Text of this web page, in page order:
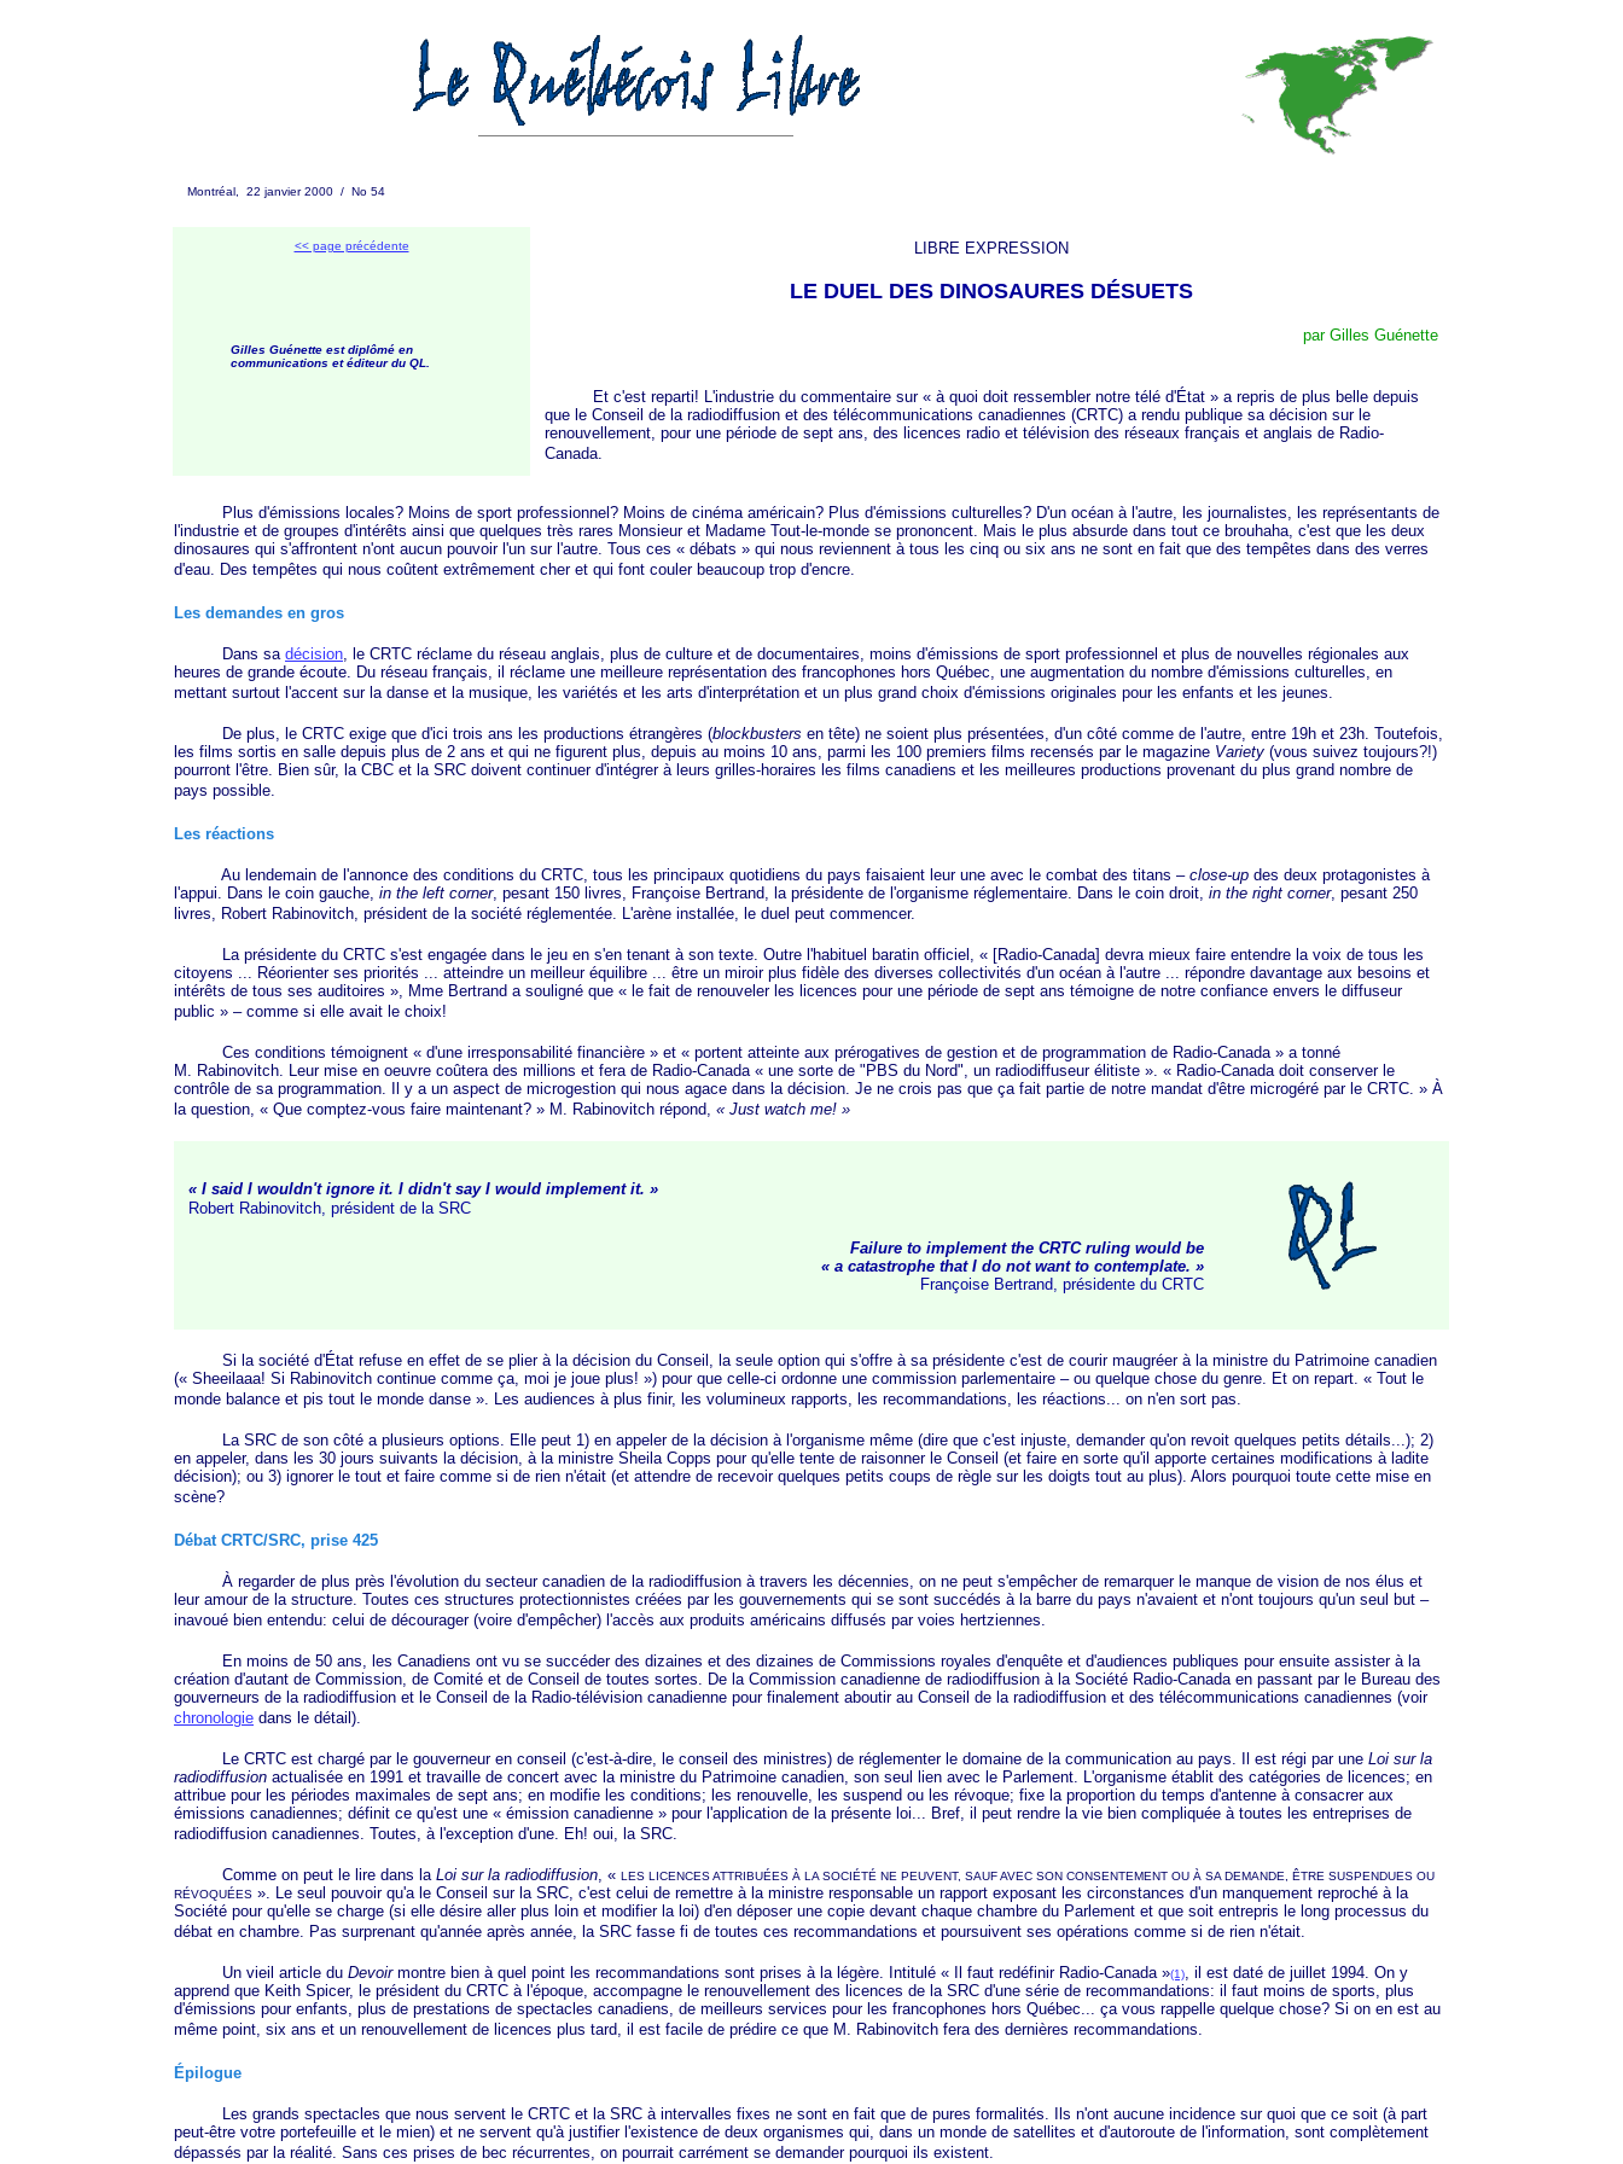
Montréal, 22 janvier 2000 / No 54
<< page précédente
Gilles Guénette est diplômé en
communications et éditeur du QL.
LIBRE EXPRESSION
LE DUEL DES DINOSAURES DÉSUETS
par Gilles Guénette
Et c'est reparti! L'industrie du commentaire sur « àquoi doit ressembler notre télé d'État » a repris de plus belle depuis
que le Conseil de la radiodiffusion et des télécommunications canadiennes (CRTC) a rendu publique sa décision sur le
renouvellement, pour une période de sept ans, des licences radio et télévision des réseaux français et anglais de Radio-
Canada.
Plus d'émissions locales? Moins de sport professionnel? Moins de cinéma américain? Plus d'émissions culturelles? D'un océan à l'autre, les journalistes, les représentants de
l'industrie et de groupes d'intérêts ainsi que quelques très rares Monsieur et Madame Tout-le-monde se prononcent. Mais le plus absurde dans tout ce brouhaha, c'est que les deux
dinosaures qui s'affrontent n'ont aucun pouvoir l'un sur l'autre. Tous ces « débats » qui nous reviennent à tous les cinq ou six ans ne sont en fait que des tempêtes dans des verres
d'eau. Des tempêtes qui nous coûtent extrêmement cher et qui font couler beaucoup trop d'encre.
Les demandes en gros
Dans sa décision, le CRTC réclame du réseau anglais, plus de culture et de documentaires, moins d'émissions de sport professionnel et plus de nouvelles régionales aux
heures de grande écoute. Du réseau français, il réclame une meilleure représentation des francophones hors Québec, une augmentation du nombre d'émissions culturelles, en
mettant surtout l'accent sur la danse et la musique, les variétés et les arts d'interprétation et un plus grand choix d'émissions originales pour les enfants et les jeunes.
De plus, le CRTC exige que d'ici trois ans les productions étrangères (blockbusters en tête) ne soient plus présentées, d'un côté comme de l'autre, entre 19h et 23h. Toutefois,
les films sortis en salle depuis plus de 2 ans et qui ne figurent plus, depuis au moins 10 ans, parmi les 100 premiers films recensés par le magazine Variety (vous suivez toujours?!)
pourront l'être. Bien sûr, la CBC et la SRC doivent continuer d'intégrer à leurs grilles-horaires les films canadiens et les meilleures productions provenant du plus grand nombre de
pays possible.
Les réactions
Au lendemain de l'annonce des conditions du CRTC, tous les principaux quotidiens du pays faisaient leur une avec le combat des titans – close-up des deux protagonistes à
l'appui. Dans le coin gauche, in the left corner, pesant 150 livres, Françoise Bertrand, la présidente de l'organisme réglementaire. Dans le coin droit, in the right corner, pesant 250
livres, Robert Rabinovitch, président de la société réglementée. L'arène installée, le duel peut commencer.
La présidente du CRTC s'est engagée dans le jeu en s'en tenant à son texte. Outre l'habituel baratin officiel, « [Radio-Canada] devra mieux faire entendre la voix de tous les
citoyens ... Réorienter ses priorités ... atteindre un meilleur équilibre ... être un miroir plus fidèle des diverses collectivités d'un océan à l'autre ... répondre davantage aux besoins et
intérêts de tous ses auditoires », Mme Bertrand a souligné que « le fait de renouveler les licences pour une période de sept ans témoigne de notre confiance envers le diffuseur
public » – comme si elle avait le choix!
Ces conditions témoignent « d'une irresponsabilité financière » et « portent atteinte aux prérogatives de gestion et de programmation de Radio-Canada » a tonné
M. Rabinovitch. Leur mise en oeuvre coûtera des millions et fera de Radio-Canada « une sorte de "PBS du Nord", un radiodiffuseur élitiste ». « Radio-Canada doit conserver le
contrôle de sa programmation. Il y a un aspect de microgestion qui nous agace dans la décision. Je ne crois pas que ça fait partie de notre mandat d'être microgéré par le CRTC. » À
la question, « Que comptez-vous faire maintenant? » M. Rabinovitch répond, « Just watch me! »
« I said I wouldn't ignore it. I didn't say I would implement it. »
Robert Rabinovitch, président de la SRC
Failure to implement the CRTC ruling would be
« a catastrophe that I do not want to contemplate. »
Françoise Bertrand, présidente du CRTC
Si la société d'État refuse en effet de se plier à la décision du Conseil, la seule option qui s'offre à sa présidente c'est de courir maugréer à la ministre du Patrimoine canadien
(« Sheeilaaa! Si Rabinovitch continue comme ça, moi je joue pl us! ») pour que celle-ci ordonne une commission parlementaire – ou quelque chose du genre. Et on repart. « Tout le
monde balance et pis tout le monde danse ». Les audiences à plus finir, les volumineux rapports, les recommandations, les réactions... on n'en sort pas.
La SRC de son côté a plusieurs options. Elle peut 1) en appeler de la décision à l'organisme même (dire que c'est injuste, demander qu'on revoit quelques petits détails...); 2)
en appeler, dans les 30 jours suivants la décision, à la ministre Sheila Copps pour qu'elle tente de raisonner le Conseil (et faire en sorte qu'il apporte certaines modifications à ladite
décision); ou 3) ignorer le tout et faire comme si de rien n'était (et attendre de recevoir quelques petits coups de règle sur les doigts tout au plus). Alors pourquoi toute cette mise en
scène?
Débat CRTC/SRC, prise 425
À regarder de plus près l'évolution du secteur canadien de la radiodiffusion à travers les décennies, on ne peut s'empêcher de remarquer le manque de vision de nos élus et
leur amour de la structure. Toutes ces structures protectionnistes créées par les gouvernements qui se sont succédés à la barre du pays n'avaient et n'ont toujours qu'un seul but –
inavoué bien entendu: celui de décourager (voire d'empêcher) l'accès aux produits américains diffusés par voies hertziennes.
En moins de 50 ans, les Canadiens ont vu se succéder des dizaines et des dizaines de Commissions royales d'enquête et d'audiences publiques pour ensuite assister à la
création d'autant de Commission, de Comité et de Conseil de toutes sortes. De la Commission canadienne de radiodiffusion à la Société Radio-Canada en passant par le Bureau des
gouverneurs de la radiodiffusion et le Conseil de la Radio-télévision canadienne pour finalement aboutir au Conseil de la radiodiffusion et des télécommunications canadiennes (voir
chronologie dans le détail).
Le CRTC est chargé par le gouverneur en conseil (c'est-à-dire, le conseil des ministres) de réglementer le domaine de la communication au pays. Il est régi par une Loi sur la
radiodiffusion actualisée en 1991 et travaille de concert avec la ministre du Patrimoine canadien, son seul lien avec le Parlement. L'organisme établit des catégories de licences; en
attribue pour les périodes maximales de sept ans; en modifie les conditions; les renouvelle, les suspend ou les révoque; fixe la proportion du temps d'antenne à consacrer aux
émissions canadiennes; définit ce qu'est une « émission canadienne » pour l'application de la présente loi... Bref, il peut rendre la vie bien compliquée à toutes les entreprises de
radiodiffusion canadiennes. Toutes, à l'exception d'une. Eh! oui, la SRC.
Comme on peut le lire dans la Loi sur la radiodiffusion, « LES LICENCES ATTRIBUÉES À LA SOCIÉTÉ NE PEUVENT, SAUF AVEC SON CONSENTEMENT OU À SA DEMANDE, ÊTRE SUSPENDUES OU
RÉVOQUÉES ». Le seul pouvoir qu'a le Conseil sur la SRC, c'est celui de remettre à la ministre responsable un rapport exposant les circonstances d'un manquement reproché à la
Société pour qu'elle se charge (si elle désire aller plus loin et modifier la loi) d'en déposer une copie devant chaque chambre du Parlement et que soit entrepris le long processus du
débat en chambre. Pas surprenant qu'année après année, la SRC fasse fi de toutes ces recommandations et poursuivent ses opérations comme si de rien n'était.
Un vieil article du Devoirmontre bien à quel point les recommandations sont prises à la légère. Intitulé « Il faut redéfinir Radio-Canada »(1), il est daté de juillet 1994. On y
apprend que Keith Spicer, le président du CRTC à l'époque, accompagne le renouvellement des licences de la SRC d'une série de recommandations: il faut moins de sports, plus
d'émissions pour enfants, plus de prestations de spectacles canadiens, de meilleurs services pour les francophones hors Québec... ça vous rappelle quelque chose? Si on en est au
même point, six ans et un renouvellement de licences plus tard, il est facile de prédire ce que M. Rabinovitch fera des dernières recommandations.
Épilogue
Les grands spectacles que nous servent le CRTC et la SRC à intervalles fixes ne sont en fait que de pures formalités. Ils n'ont aucune incidence sur quoi que ce soit (à part
peut-être votre portefeuille et le mien) et ne servent qu'à justifier l'existence de deux organismes qui, dans un monde de satellites et d'autoroute de l'information, sont complètement
dépassés par la réalité. Sans ces prises de bec récurrentes, on pourrait carrément se demander pourquoi ils existent.